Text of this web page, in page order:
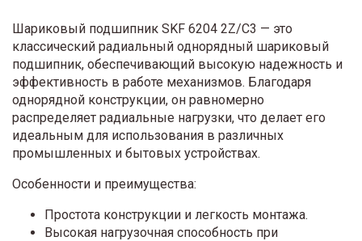
Шариковый подшипник SKF 6204 2Z/C3 — это
классический радиальный однорядный шариковый
подшипник, обеспечивающий высокую надежность и
эффективность в работе механизмов. Благодаря
однорядной конструкции, он равномерно
распределяет радиальные нагрузки, что делает его
идеальным для использования в различных
промышленных и бытовых устройствах.
Особенности и преимущества:
Простота конструкции и легкость монтажа.
Высокая нагрузочная способность при